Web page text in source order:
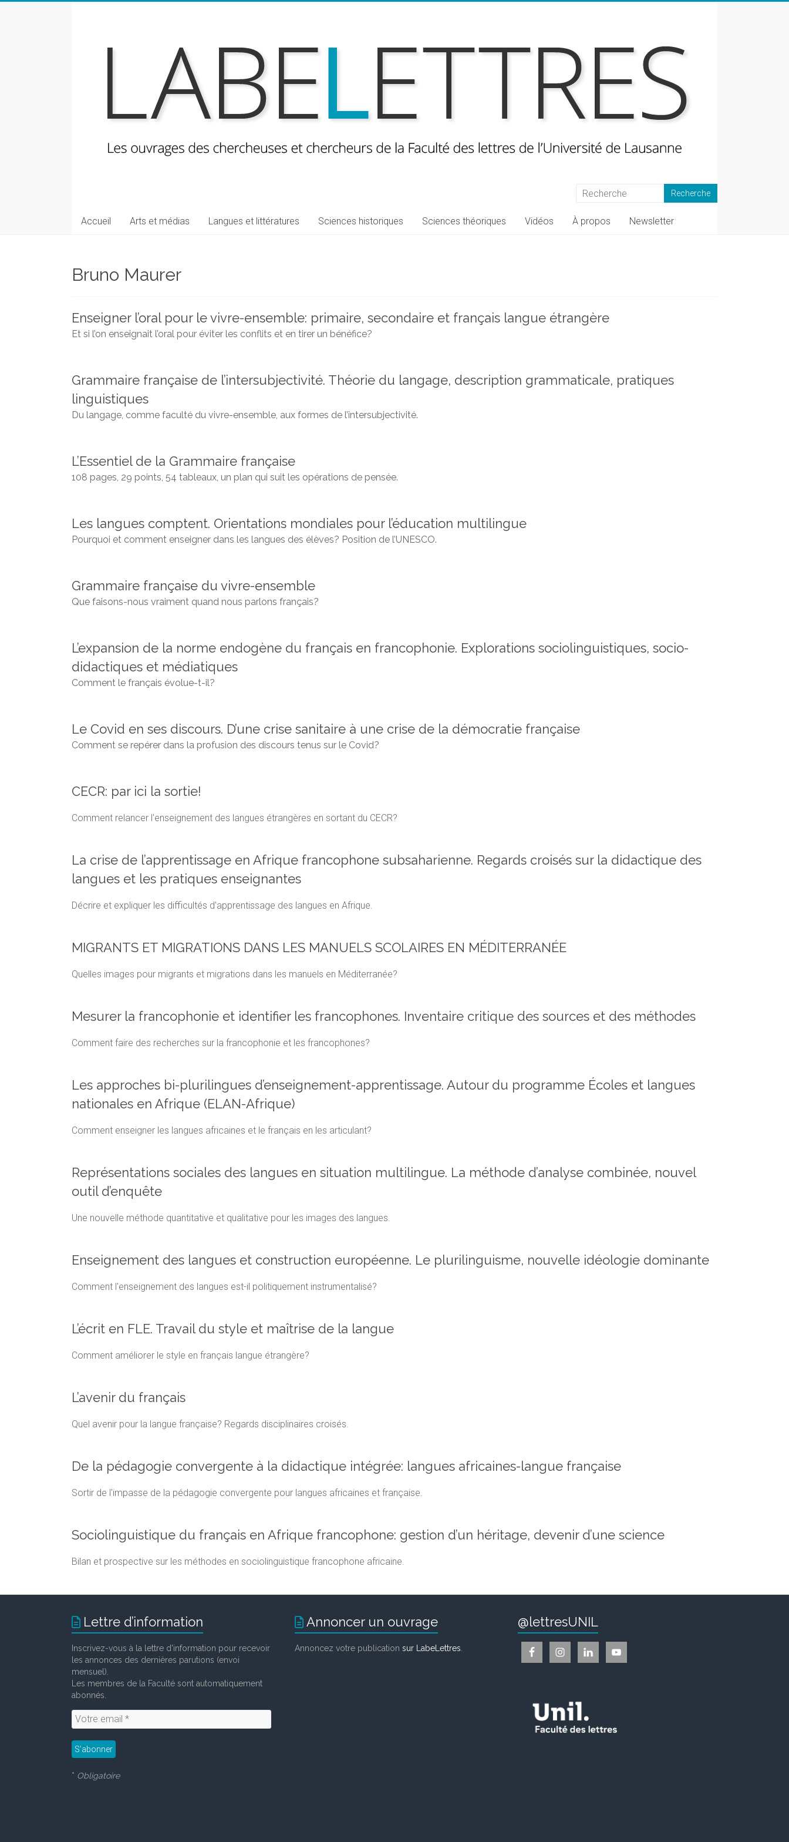
Les
et
la
Faculté
Accueil Arts et médias Langues et littératures Sciences historiques Sciences théoriques Vidéos À propos Newsletter
Bruno Maurer
Enseigner l’oral pour le vivre-ensemble: primaire, secondaire et français langue étrangère
Et si l’on enseignait l’oral pour éviter les conflits et en tirer un bénéfice?
Grammaire française de l’intersubjectivité. Théorie du langage, description grammaticale, pratiques
linguistiques
Du langage, comme faculté du vivre-ensemble, aux formes de l’intersubjectivité.
L’Essentiel de la Grammaire française
108 pages, 29 points, 54 tableaux, un plan qui suit les opérations de pensée.
Les langues comptent. Orientations mondiales pour l’éducation multilingue
Pourquoi et comment enseigner dans les langues des élèves? Position de l’UNESCO.
Grammaire française du vivre-ensemble
Que faisons-nous vraiment quand nous parlons français?
L’expansion de la norme endogène du français en francophonie. Explorations sociolinguistiques, socio-
didactiques et médiatiques
Comment le français évolue-t-il?
Le Covid en ses discours. D’une crise sanitaire à une crise de la démocratie française
Comment se repérer dans la profusion des discours tenus sur le Covid?
CECR: par ici la sortie!
Comment relancer l'enseignement des langues étrangères en sortant du CECR?
La crise de l’apprentissage en Afrique francophone subsaharienne. Regards croisés sur la didactique des
langues et les pratiques enseignantes
Décrire et expliquer les difficultés d'apprentissage des langues en Afrique.
MIGRANTS ET MIGRATIONS DANS LES MANUELS SCOLAIRES EN MÉDITERRANÉE
Quelles images pour migrants et migrations dans les manuels en Méditerranée?
Mesurer la francophonie et identifier les francophones. Inventaire critique des sources et des méthodes
Comment faire des recherches sur la francophonie et les francophones?
Les approches bi-plurilingues d’enseignement-apprentissage. Autour du programme Écoles et langues
nationales en Afrique (ELAN-Afrique)
Comment enseigner les langues africaines et le français en les articulant?
Représentations sociales des langues en situation multilingue. La méthode d’analyse combinée, nouvel
outil d’enquête
Une nouvelle méthode quantitative et qualitative pour les images des langues.
Enseignement des langues et construction européenne. Le plurilinguisme, nouvelle idéologie dominante
Comment l'enseignement des langues est-il politiquement instrumentalisé?
L’écrit en FLE. Travail du style et maîtrise de la langue
Comment améliorer le style en français langue étrangère?
L’avenir du français
Quel avenir pour la langue française? Regards disciplinaires croisés.
De la pédagogie convergente à la didactique intégrée: langues africaines-langue française
Sortir de l'impasse de la pédagogie convergente pour langues africaines et française.
Sociolinguistique du français en Afrique francophone: gestion d’un héritage, devenir d’une science
Bilan et prospective sur les méthodes en sociolinguistique francophone africaine.
Lettre d’information
Inscrivez-vous à la lettre d'information pour recevoir
les annonces des dernières parutions (envoi
mensuel).
Les membres de la Faculté sont automatiquement
abonnés.
* Obligatoire
Annoncer un ouvrage
Annoncez votre publication sur LabeLettres
@lettresUNIL